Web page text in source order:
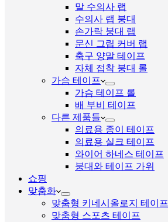
말 수의사 랩
수의사 랩 붕대
손가락 붕대 랩
문신 그립 커버 랩
축구 양말 테이프
자체 접착 붕대 롤
가슴 테이프
가슴 테이프 롤
배 부비 테이프
다른 제품들
의료용 종이 테이프
의료용 실크 테이프
와이어 하네스 테이프
붕대와 테이프 가위
쇼핑
맞춤화
맞춤형 키네시올로지 테이프
맞춤형 스포츠 테이프